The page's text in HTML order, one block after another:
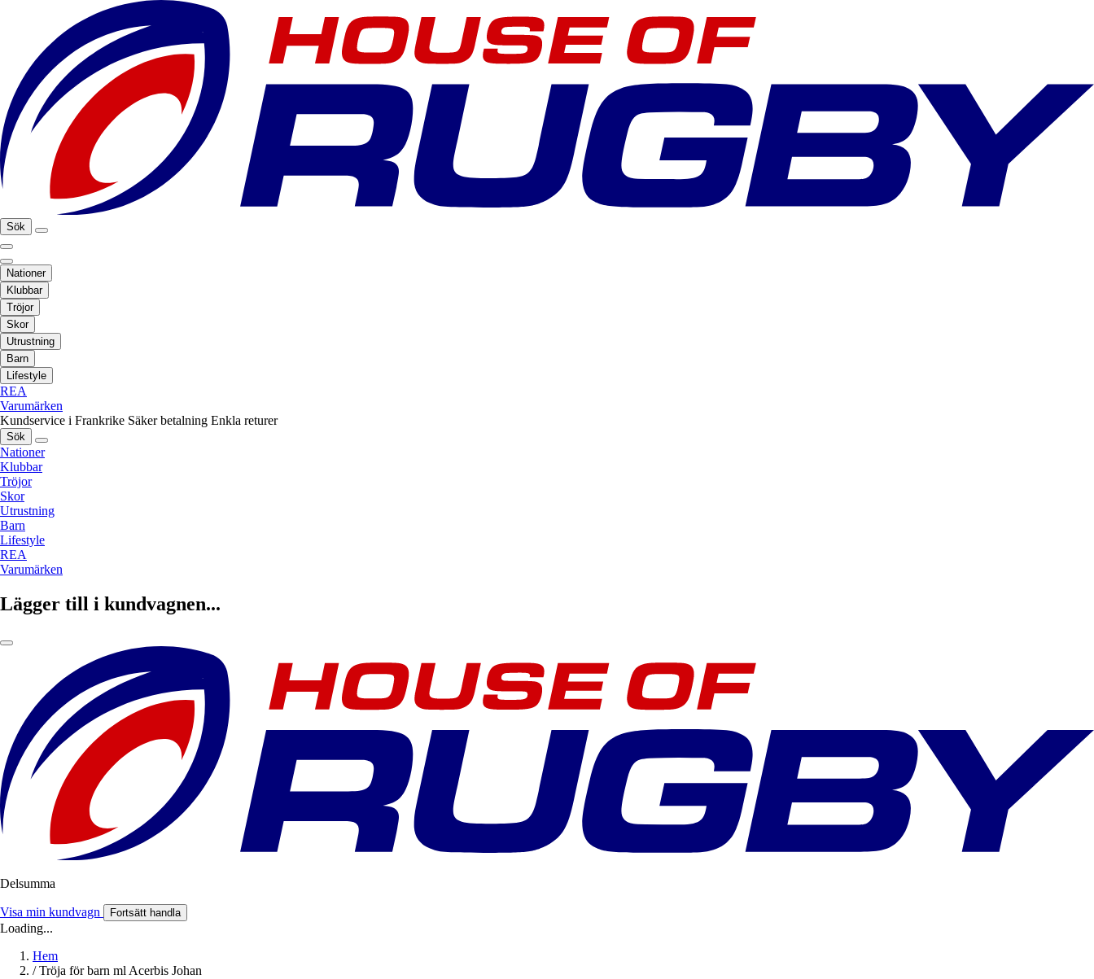
Sök
Nationer
Klubbar
Tröjor
Skor
Utrustning
Barn
Lifestyle
REA
Varumärken
Kundservice i Frankrike Säker betalning Enkla returer
Sök
Nationer
Klubbar
Tröjor
Skor
Utrustning
Barn
Lifestyle
REA
Varumärken
Lägger till i kundvagnen...
Delsumma
Visa min kundvagn Fortsätt handla
Loading...
Hem
/ Tröja för barn ml Acerbis Johan